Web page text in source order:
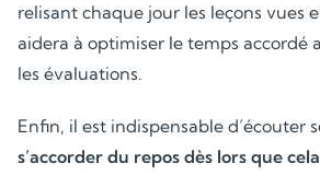
relisant chaque jour les leçons vues
aidera à optimiser le temps accordé
les évaluations.
Enfin, il est indispensable d’écouter
s’accorder du repos dès lors que
Cours de musique